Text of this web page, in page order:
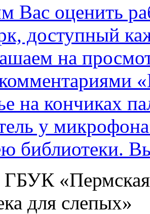
Вас оценить
доступный
на
на кончиках
у
библиотеки.
«Пермская
для слепых»